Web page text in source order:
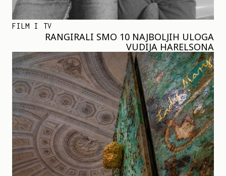
FILM I TV
RANGIRALI SMO 10 NAJBOLJIH ULOGA
VUDIJA HARELSONA